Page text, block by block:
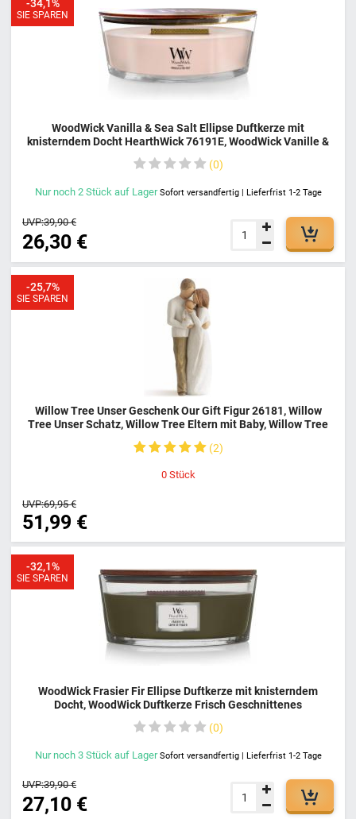
WoodWick Vanilla & Sea Salt Ellipse Duftkerze mit
knisterndem Docht HearthWick 76191E, WoodWick Vanille &
Meersalz, Knisterndes Feuer, Brenndauer 50 Stunden
0
Nur noch 2 Stück auf Lager Sofort versandfertig | Lieferfrist 1-2 Tage
26,30 €
UVP:39,90 €
SIE SPAREN
-34,1%
Willow Tree Unser Geschenk Our Gift Figur 26181, Willow
Tree Unser Schatz, Willow Tree Eltern mit Baby, Willow Tree
Paar mit Baby
2
0 Stück
51,99 €
UVP:69,95 €
SIE SPAREN
-25,7%
WoodWick Frasier Fir Ellipse Duftkerze mit knisterndem
Docht, WoodWick Duftkerze Frisch Geschnittenes
Tannenholz, Knisterndes Feuer, Glas, Brenndauer 50 Stunden
0
Nur noch 3 Stück auf Lager Sofort versandfertig | Lieferfrist 1-2 Tage
27,10 €
UVP:39,90 €
SIE SPAREN
-32,1%